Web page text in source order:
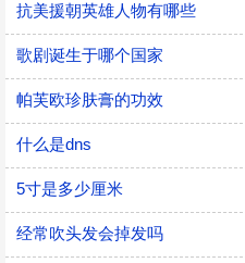
抗美援朝英雄人物有哪些
歌剧诞生于哪个国家
帕芙欧珍肤膏的功效
什么是dns
5寸是多少厘米
经常吹头发会掉发吗